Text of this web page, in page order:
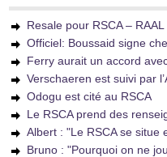
Resale pour RSCA –
Officiel: Boussaid signe
Ferry aurait un accord
Verschaeren est suivi par
Odogu est cité au RSCA
Le RSCA prend des
Albert : "Le RSCA se situe
Bruno : "Pourquoi on ne